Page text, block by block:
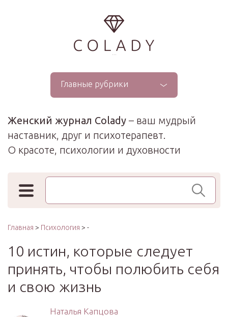
...
Главные рубрики
Женский журнал Colady – ваш мудрый
наставник, друг и психотерапевт.
О красоте, психологии и духовности
Поиск по сайту
Главная > Психология > -
10 истин, которые следует
принять, чтобы полюбить себя
и свою жизнь
Наталья Капцова